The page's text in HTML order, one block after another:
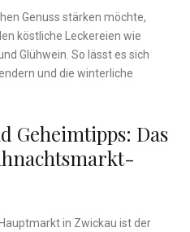
Genuss stärken möchte,
köstliche Leckereien wie
Glühwein. So lässt⁣ es sich
und‌ die winterliche
Geheimtipps: Das​
in‍ Zwickau‌ ist der